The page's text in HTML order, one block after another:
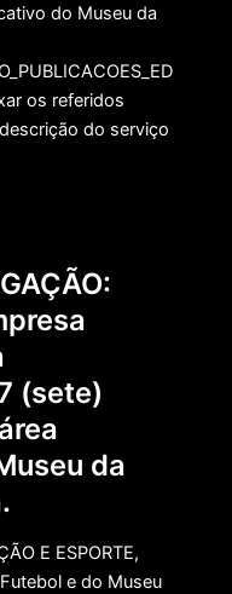
do Museu da
os referidos
do serviço
(sete)
da
E ESPORTE,
e do Museu